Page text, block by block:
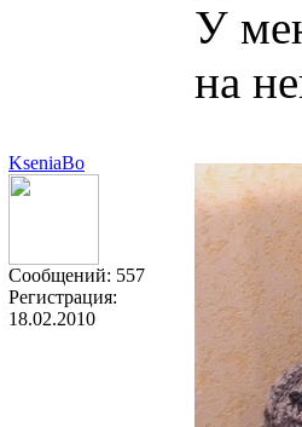
KseniaBo
Cообщений: 557
Регистрация:
18.02.2010
У
на